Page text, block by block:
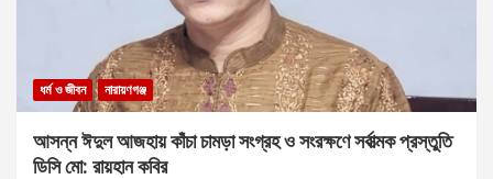
ধর্ম ও জীবন নারায়ণগঞ্জ
আসন্ন ঈদুল আজহায় কাঁচা চামড়া সংগ্রহ ও সংরক্ষণে সর্বাত্মক প্রস্তুতি
ডিসি মো: রায়হান কবির